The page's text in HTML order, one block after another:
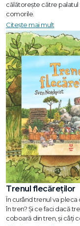
călătorește către palatul
comorile.
Citește mai mult
Trenul flecăreților
În curând trenul va pleca
în tren? Și ce faci dacă
coboară din tren, și câți